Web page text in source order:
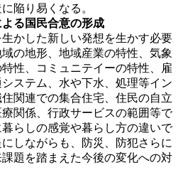
陥り易くなる。
る国民合意の形成
かした新しい発想を生かす必要
の地形、地域産業の特性、気象
性、コミュニテイーの特性、雇
ステム、水や下水、処理等イン
関連での集合住宅、住民の自立
関係、行政サービスの範囲等で
らしの感覚や暮らし方の違いで
しながらも、防災、防犯さらに
題を踏まえた今後の変化への対